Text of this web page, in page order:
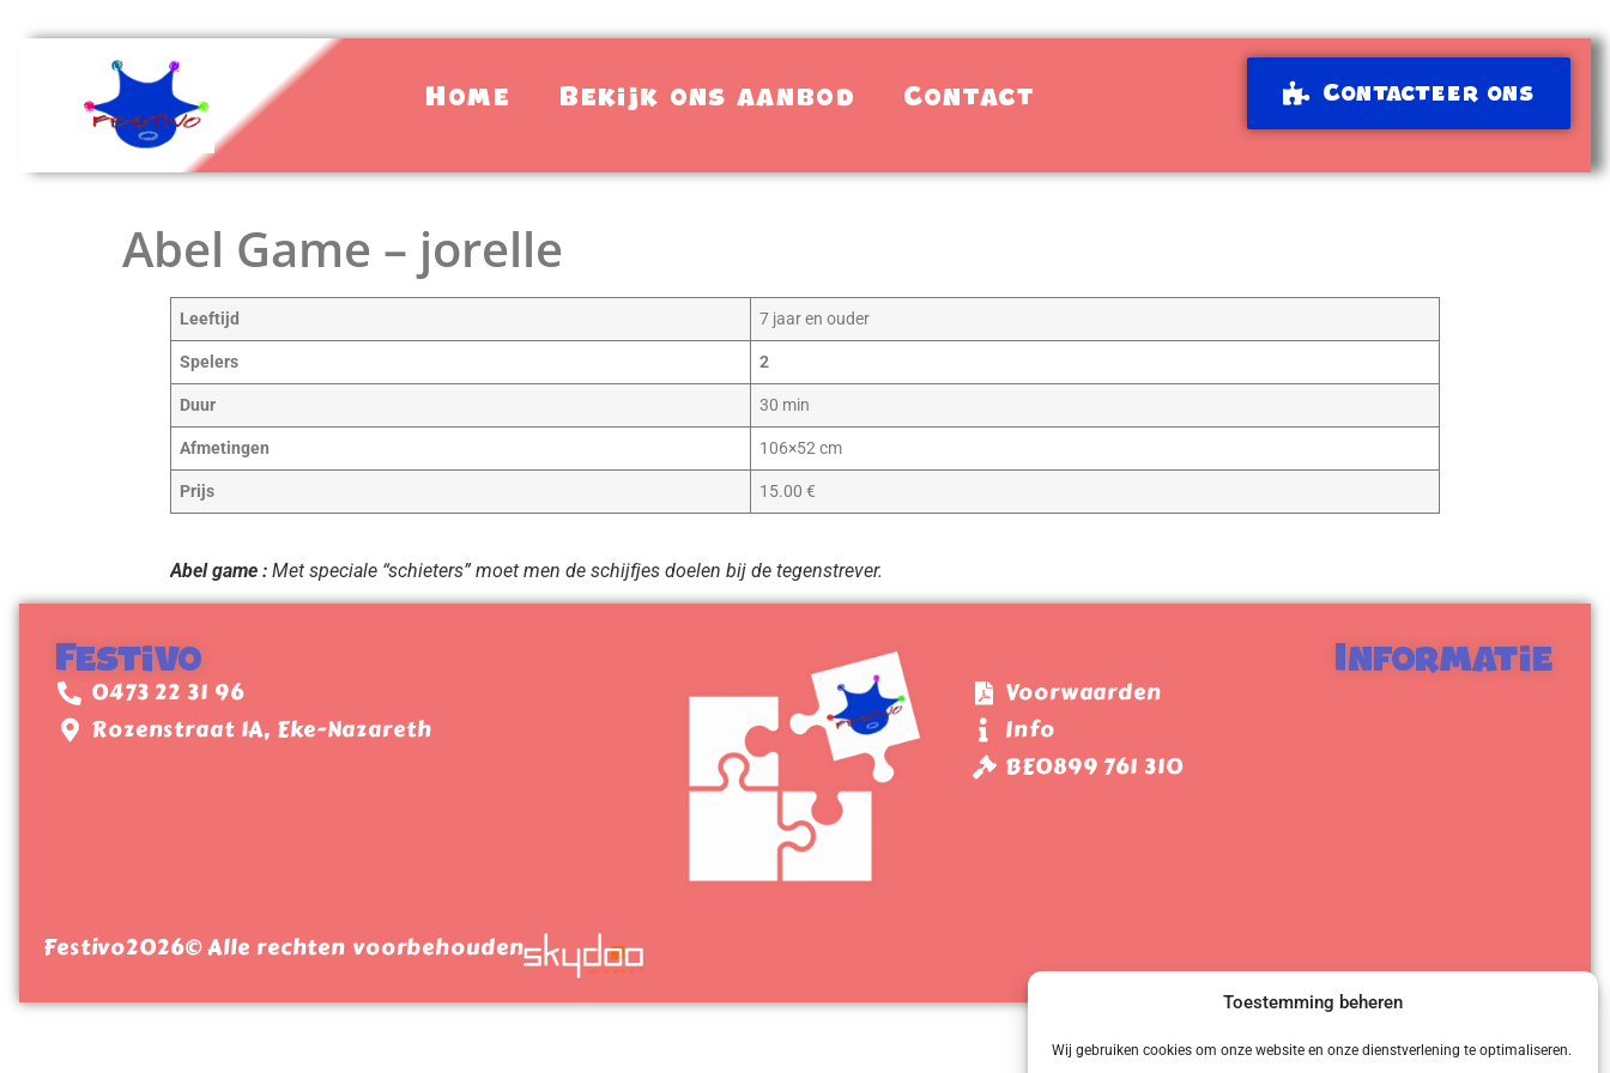
Toestemming beheren
Wij gebruiken cookies om onze website en onze dienstverlening te optimaliseren.
Home Bekijk ons aanbod Contact Contacteer ons
Abel Game – jorelle
Leeftijd 7 jaar en ouder
Spelers 2
Duur 30 min
Afmetingen 106×52 cm
Prijs 15.00 €
Abel game : Met speciale “schieters” moet men de schijfjes doelen bij de tegenstrever.
Festivo
0473 22 31 96
Rozenstraat 1A, Eke-Nazareth
Informatie
Voorwaarden
Info
BE0899 761 310
Festivo2026© Alle rechten voorbehouden